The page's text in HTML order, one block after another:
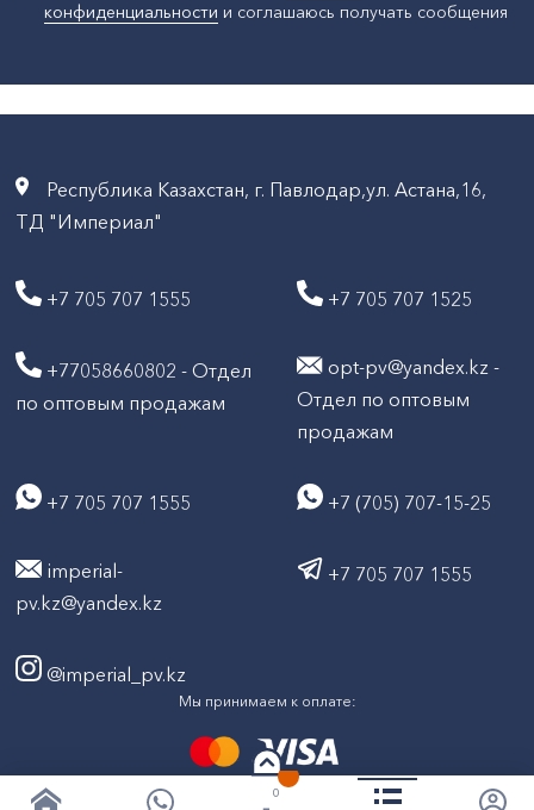
0
конфиденциальности и соглашаюсь получать сообщения
Республика Казахстан, г. Павлодар,ул. Астана,16,
ТД "Империал"
+7 705 707 1555 +7 705 707 1525
+77058660802 - Отдел
по оптовым продажам
opt-pv@yandex.kz -
Отдел по оптовым
продажам
+7 705 707 1555 +7 (705) 707-15-25
imperial-
pv.kz@yandex.kz
+7 705 707 1555
@imperial_pv.kz
Мы принимаем к оплате:
Все права защищены © ТД "Империал" 2020-